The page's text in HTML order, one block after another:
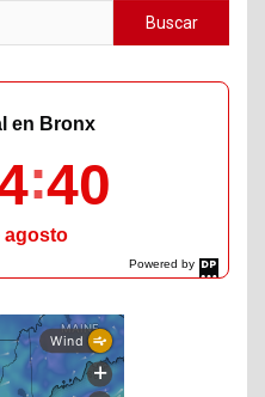
Powered by
DaysPedia.com
en Bronx
41
agosto